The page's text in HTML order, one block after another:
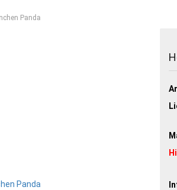
Panda